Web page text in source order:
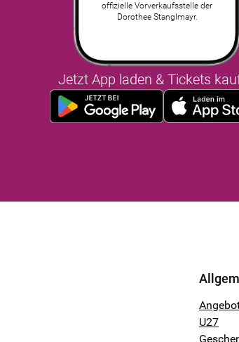
offizielle Vorverkaufsstelle der
Dorothee Stanglmayr.
Jetzt App laden & Tickets
U27